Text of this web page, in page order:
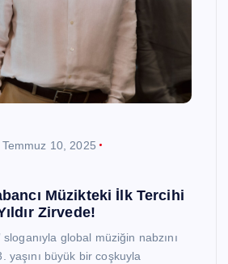
Temmuz 10, 2025
Müzikteki İlk Tercihi
Zirvede!
global müziğin nabzını
yaşını büyük bir coşkuyla